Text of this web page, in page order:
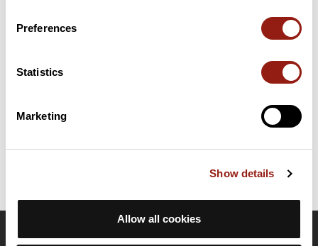
Preferences
Statistics
Marketing
Show details
Allow all cookies
Saint-Genix-les-Villages. Este recorrido transcurre durante 9,9
km por caminos y 3,8 km por carreteras. Presenta un desnivel
para completar esta ruta.
Última actualización de la ficha de ruta: 15 de abril de 2026 16:15:14.